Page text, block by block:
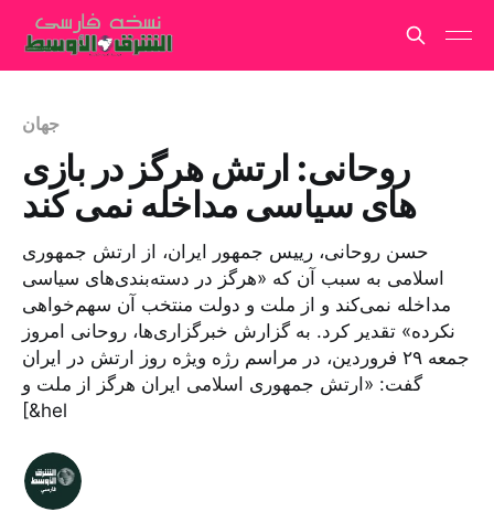
جهان
روحانی: ارتش هرگز در بازی
های سیاسی مداخله نمی کند
حسن روحانی، رییس جمهور ایران، از ارتش جمهوری
اسلامی به سبب آن که «هرگز در دسته‌بندی‌های سیاسی
مداخله نمی‌کند و از ملت و دولت منتخب آن سهم‌خواهی
نکرده» تقدیر کرد. به گزارش خبرگزاری‌ها، روحانی امروز
جمعه ۲۹ فروردین، در مراسم رژه ویژه روز ارتش در ایران
گفت: «ارتش جمهوری اسلامی ایران هرگز از ملت و
[&hel